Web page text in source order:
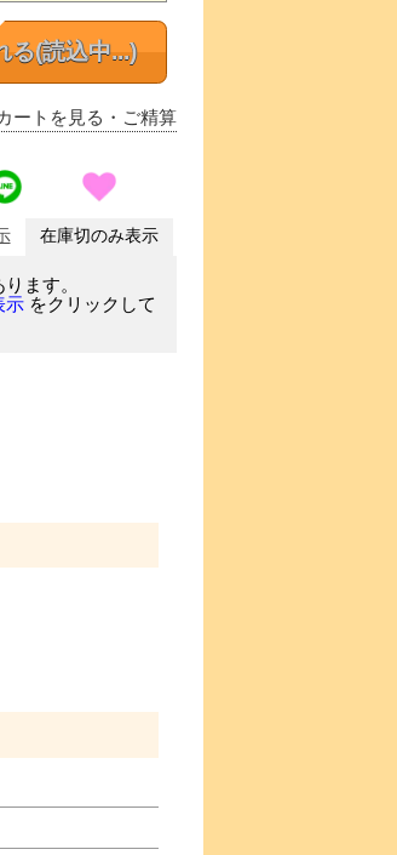
る(読込中...)
ートを見る ・ご精算
在庫切のみ表示
ます。
示 をクリックして